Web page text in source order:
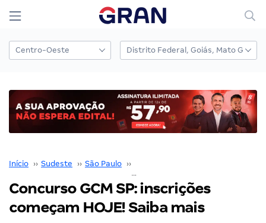
Início ›› Sudeste ›› São Paulo ››
Concurso GCM SP: inscrições
começam HOJE! Saiba mais